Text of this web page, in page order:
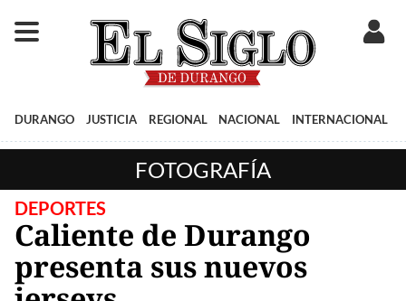
DURANGO JUSTICIA REGIONAL NACIONAL INTERNACIONAL
FOTOGRAFÍA
DEPORTES
Caliente de Durango
presenta sus nuevos